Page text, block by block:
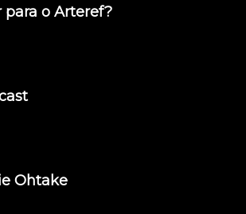
para o Arteref?
Ohtake